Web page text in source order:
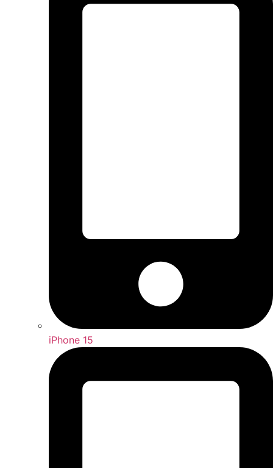
iPhone 15